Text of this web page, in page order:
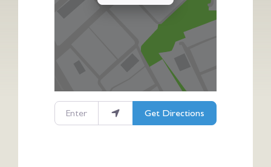
Enter your location
Get Directions